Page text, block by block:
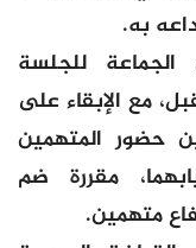
به.
للجلسة
أكتوبر المقبل، مع الإبقاء على
حضور المتهمين
مقررة ضم
متهمين.